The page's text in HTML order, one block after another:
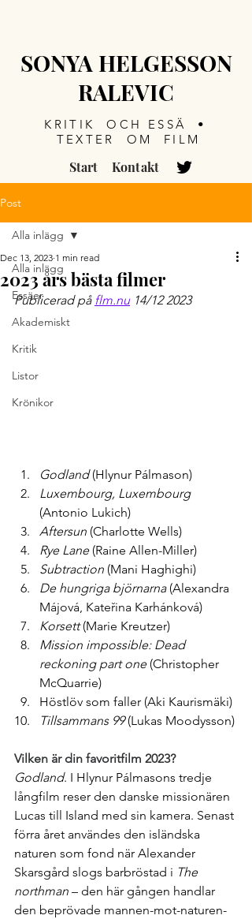
SONYA HELGESSON
RALEVIC
KRITIK OCH ESSÄ •
TEXTER OM FILM
Start Kontakt
Post
Alla inlägg
Essäer
Akademiskt
Kritik
Listor
Krönikor
Alla inlägg
2023 års bästa filmer
Dec 13, 2023 1 min read
Publicerad på flm.nu 14/12 2023
Godland (Hlynur Pálmason)
Luxembourg, Luxembourg
(Antonio Lukich)
Aftersun (Charlotte Wells)
Rye Lane (Raine Allen-Miller)
Subtraction (Mani Haghighi)
De hungriga björnarna (Alexandra
Májová, Kateřina Karhánková)
Korsett (Marie Kreutzer)
Mission impossible: Dead
reckoning part one (Christopher
McQuarrie)
Höstlöv som faller (Aki Kaurismäki)
Tillsammans 99 (Lukas Moodysson)
Vilken är din favoritfilm 2023?
Godland. I Hlynur Pálmasons tredje
långfilm reser den danske missionären
Lucas till Island med sin kamera. Senast
förra året användes den isländska
naturen som fond när Alexander
Skarsgård slogs barbröstad i The
northman – den här gången handlar
den beprövade mannen-mot-naturen-